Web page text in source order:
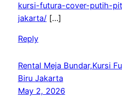
kursi-futura-cover-putih-
jakarta/[…]
Reply
Rental Meja Bundar,Kursi
Biru Jakarta
May 2, 2026